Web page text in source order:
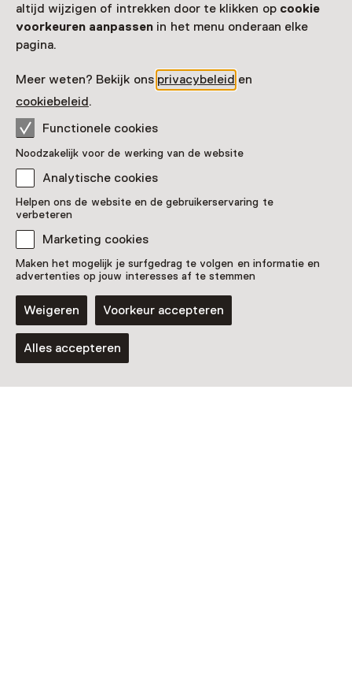
altijd wijzigen of intrekken door te klikken op cookie
voorkeuren aanpassen in het menu onderaan elke
pagina.
Meer weten? Bekijk ons privacybeleid en
cookiebeleid.
Functionele cookies
Noodzakelijk voor de werking van de website
Analytische cookies
Helpen ons de website en de gebruikerservaring te
verbeteren
Marketing cookies
Maken het mogelijk je surfgedrag te volgen en informatie en
advertenties op jouw interesses af te stemmen
Weigeren Voorkeur accepteren
Alles accepteren
meer aan deelnemen.
Bekijk alle actuele activiteiten op
Datum
Toon beschikbaarheid
Locatie
Stadsmuseum Doetinchem
Burgemeester van Nispenstraat 2
7001 BS Doetinchem
Route plannenOpent in een nieuw tabblad
0314 - 33 55 57
Vandaag open van 10:00 tot 16:00 uur
Meer openingstijden